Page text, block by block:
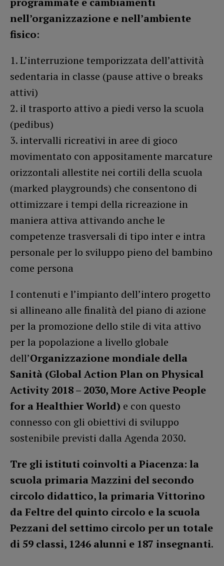
nell’organizzazione e nell’ambiente
fisico:
1. L’interruzione temporizzata dell’attività
sedentaria in classe (pause attive o breaks
attivi)
2. il trasporto attivo a piedi verso la scuola
(pedibus)
3. intervalli ricreativi in aree di gioco
movimentato con appositamente marcature
orizzontali allestite nei cortili della scuola
(marked playgrounds) che consentono di
ottimizzare i tempi della ricreazione in
maniera attiva attivando anche le
competenze trasversali di tipo inter e intra
personale per lo sviluppo pieno del bambino
come persona
I contenuti e l’impianto dell’intero progetto
si allineano alle finalità del piano di azione
per la promozione dello stile di vita attivo
per la popolazione a livello globale
dell’Organizzazione mondiale della
Sanità (Global Action Plan on Physical
Activity 2018 – 2030, More Active People
for a Healthier World) e con questo
connesso con gli obiettivi di sviluppo
sostenibile previsti dalla Agenda 2030.
Tre gli istituti coinvolti a Piacenza: la
scuola primaria Mazzini del secondo
circolo didattico, la primaria Vittorino
da Feltre del quinto circolo e la scuola
Pezzani del settimo circolo per un totale
di 59 classi, 1246 alunni e 187 insegnanti.